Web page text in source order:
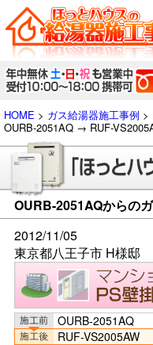
HOME > ガス給湯器施工事例 >
OURB-2051AQ → RUF-
OURB-2051AQからの
2012/11/05
東京都八王子市 H様邸
OURB-2051AQ
RUF-VS2005AW